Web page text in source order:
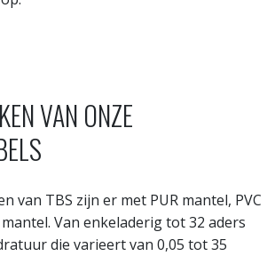
VAN ONZE
van TBS zijn er met PUR mantel, PVC
Van enkeladerig tot 32 aders
die varieert van 0,05 tot 35